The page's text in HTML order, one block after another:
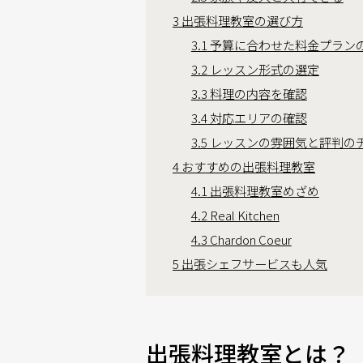
3 出張料理教室の選び方
3.1予算に合わせた料金プラン
3.2レッスン形式の選定
3.3料理の内容を確認
3.4対応エリアの確認
3.5 レッスンの雰囲気と評判の
4 おすすめの出張料理教室
4.1出張料理教室めざめ
4.2Real Kitchen
4.3 Chardon Coeur
5 出張シェフサービスも人気
出張料理教室とは？